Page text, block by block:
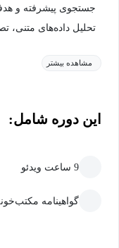
جستجوی پیشرفته و
تحلیل داده‌های متنی،
مشاهده بیشتر
این دوره شامل:
9 ساعت ویدئو
گواهینامه